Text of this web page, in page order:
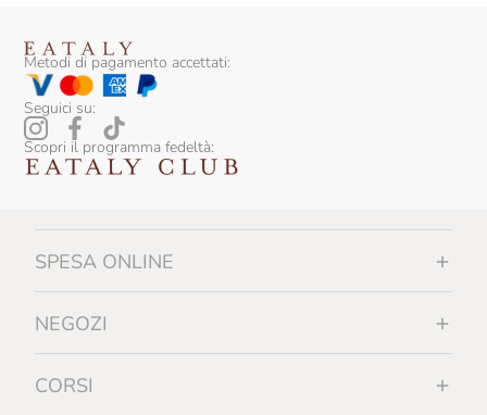
Metodi di pagamento accettati:
Seguici su:
Scopri il programma fedeltà:
SPESA ONLINE
NEGOZI
CORSI